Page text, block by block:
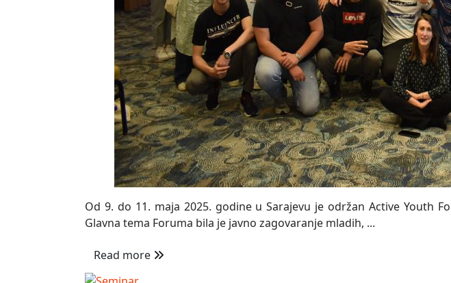
Od 9. do 11. maja 2025. godine u Sarajevu je održan Active Youth
Glavna tema Foruma bila je javno zagovaranje mladih, ...
Read more